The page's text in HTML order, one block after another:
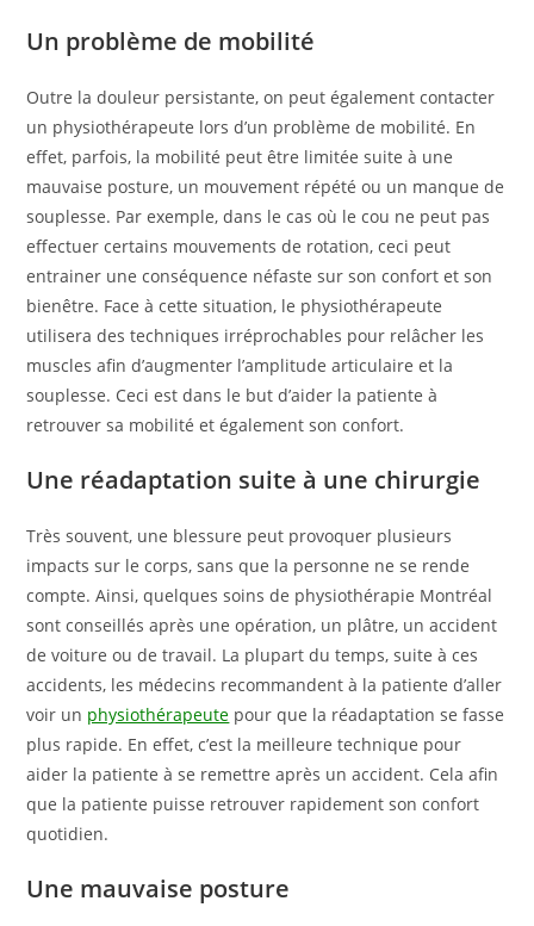
Un problème de mobilité
Outre la douleur persistante, on peut également contacter
un physiothérapeute lors d’un problème de mobilité. En
effet, parfois, la mobilité peut être limitée suite à une
mauvaise posture, un mouvement répété ou un manque de
souplesse. Par exemple, dans le cas où le cou ne peut pas
effectuer certains mouvements de rotation, ceci peut
entrainer une conséquence néfaste sur son confort et son
bienêtre. Face à cette situation, le physiothérapeute
utilisera des techniques irréprochables pour relâcher les
muscles afin d’augmenter l’amplitude articulaire et la
souplesse. Ceci est dans le but d’aider la patiente à
retrouver sa mobilité et également son confort.
Une réadaptation suite à une chirurgie
Très souvent, une blessure peut provoquer plusieurs
impacts sur le corps, sans que la personne ne se rende
compte. Ainsi, quelques soins de physiothérapie Montréal
sont conseillés après une opération, un plâtre, un accident
de voiture ou de travail. La plupart du temps, suite à ces
accidents, les médecins recommandent à la patiente d’aller
voir un physiothérapeute pour que la réadaptation se fasse
plus rapide. En effet, c’est la meilleure technique pour
aider la patiente à se remettre après un accident. Cela afin
que la patiente puisse retrouver rapidement son confort
quotidien.
Une mauvaise posture